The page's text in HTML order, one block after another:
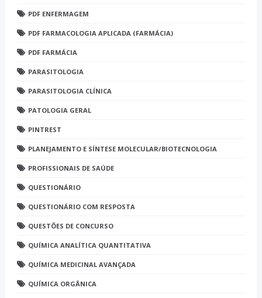
PDF ENFERMAGEM
PDF FARMACOLOGIA APLICADA (FARMÁCIA)
PDF FARMÁCIA
PARASITOLOGIA
PARASITOLOGIA CLÍNICA
PATOLOGIA GERAL
PINTREST
PLANEJAMENTO E SÍNTESE MOLECULAR/BIOTECNOLOGIA
PROFISSIONAIS DE SAÚDE
QUESTIONÁRIO
QUESTIONÁRIO COM RESPOSTA
QUESTÕES DE CONCURSO
QUÍMICA ANALÍTICA QUANTITATIVA
QUÍMICA MEDICINAL AVANÇADA
QUÍMICA ORGÂNICA